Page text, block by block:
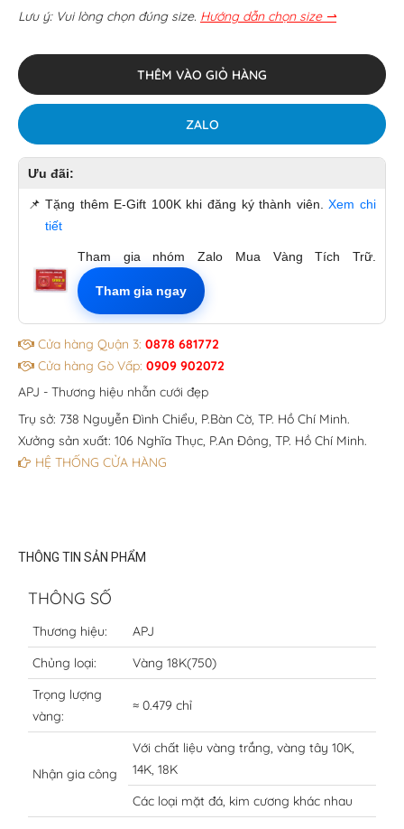
Lưu ý: Vui lòng chọn đúng size. Hướng dẫn chọn size ⇀
THÊM VÀO GIỎ HÀNG
ZALO
Ưu đãi:
📌 Tặng thêm E-Gift 100K khi đăng ký thành viên.Xem chi
tiết
Tham gia nhóm Zalo Mua Vàng Tích Trữ.
Tham gia ngay
Cửa hàng Quận 3: 0878 681772
Cửa hàng Gò Vấp: 0909 902072
APJ - Thương hiệu nhẫn cưới đẹp
Trụ sở: 738 Nguyễn Đình Chiểu, P.Bàn Cờ, TP. Hồ Chí Minh.
Xưởng sản xuất: 106 Nghĩa Thục, P.An Đông, TP. Hồ Chí Minh.
HỆ THỐNG CỬA HÀNG
THÔNG TIN SẢN PHẨM
THÔNG SỐ
Thương hiệu:
APJ
Chủng loại:
Vàng 18K(750)
Trọng lượng
vàng:
≈ 0.479 chỉ
Nhận gia công
Với chất liệu vàng trắng, vàng tây 10K,
14K, 18K
Các loại mặt đá, kim cương khác nhau